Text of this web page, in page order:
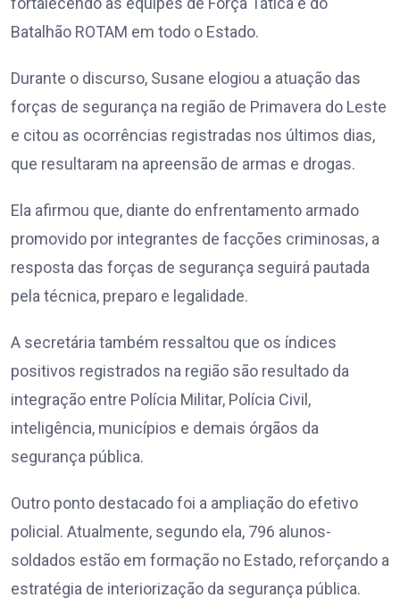
Batalhão ROTAM em todo o Estado.
Durante o discurso, Susane elogiou a atuação das
forças de segurança na região de Primavera do Leste
e citou as ocorrências registradas nos últimos dias,
que resultaram na apreensão de armas e drogas.
Ela afirmou que, diante do enfrentamento armado
promovido por integrantes de facções criminosas, a
resposta das forças de segurança seguirá pautada
pela técnica, preparo e legalidade.
A secretária também ressaltou que os índices
positivos registrados na região são resultado da
integração entre Polícia Militar, Polícia Civil,
inteligência, municípios e demais órgãos da
segurança pública.
Outro ponto destacado foi a ampliação do efetivo
policial. Atualmente, segundo ela, 796 alunos-
soldados estão em formação no Estado, reforçando a
estratégia de interiorização da segurança pública.